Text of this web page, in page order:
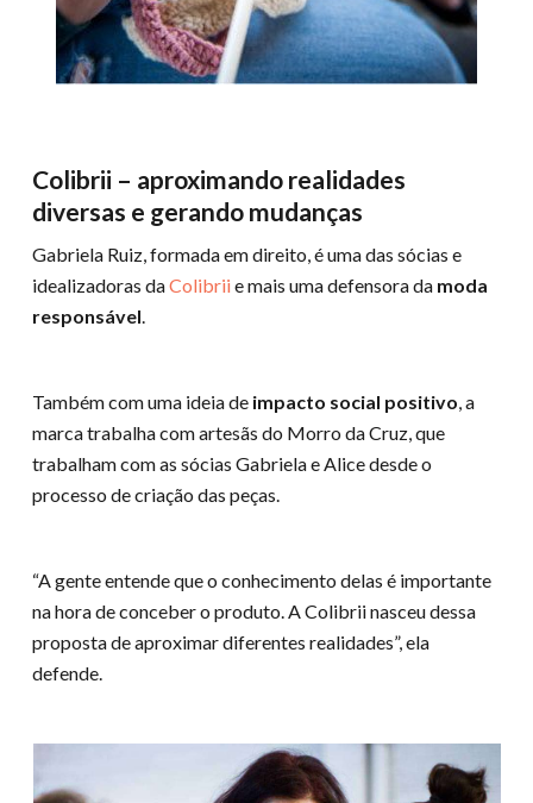
Colibrii – aproximando realidades
diversas e gerando mudanças
Gabriela Ruiz, formada em direito, é uma das sócias e
idealizadoras daColibriie mais uma defensora da moda
responsável.
Também com uma ideia de impacto social positivo, a
marca trabalha com artesãs do Morro da Cruz, que
trabalham com as sócias Gabriela e Alice desde o
processo de criação das peças.
“A gente entende que o conhecimento delas é importante
na hora de conceber o produto. A Colibrii nasceu dessa
proposta de aproximar diferentes realidades”, ela
defende.